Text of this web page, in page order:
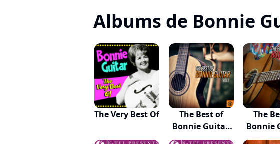
Albums de Bonnie
The Very Best Of
The Best of
Bonnie Guitar,
Vo...
The
Bonnie